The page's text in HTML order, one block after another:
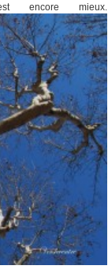
encore mieux.